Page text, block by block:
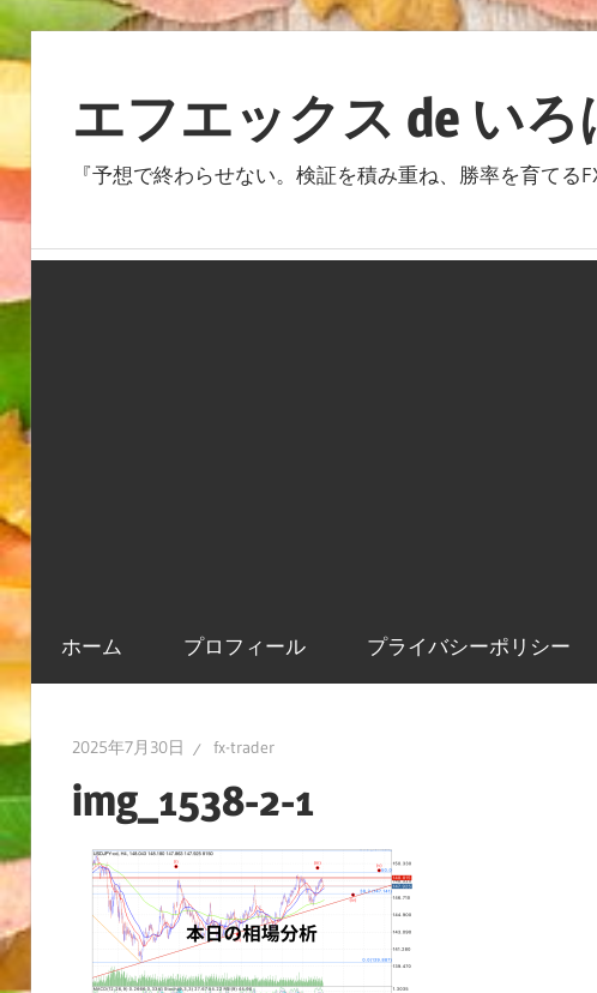
ツ
へ
ス
キ
エフエックス de い
『予想で終わらせない。検証を積み重ね、勝率を育てる
ホーム プロフィール プライバシーポリシー
2025年7月30日 fx-trader
img_1538-2-1